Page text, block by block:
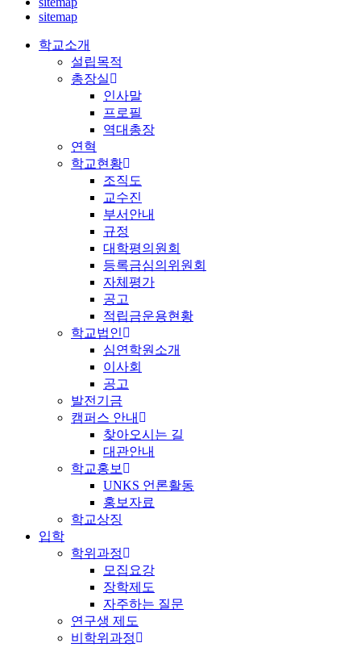
sitemap
학교소개
설립목적
총장실
인사말
프로필
역대총장
연혁
학교현황
조직도
교수진
부서안내
규정
대학평의원회
등록금심의위원회
자체평가
공고
적립금운용현황
학교법인
심연학원소개
이사회
공고
발전기금
캠퍼스 안내
찾아오시는 길
대관안내
학교홍보
UNKS 언론활동
홍보자료
학교상징
입학
학위과정
모집요강
장학제도
자주하는 질문
연구생 제도
비학위과정